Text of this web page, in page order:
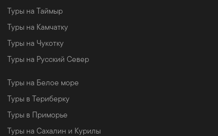
Туры на Таймыр
Туры на Камчатку
Туры на Чукотку
Туры на Русский Север
Туры на Белое море
Туры в Териберку
Туры в Приморье
Туры на Сахалин и Курилы